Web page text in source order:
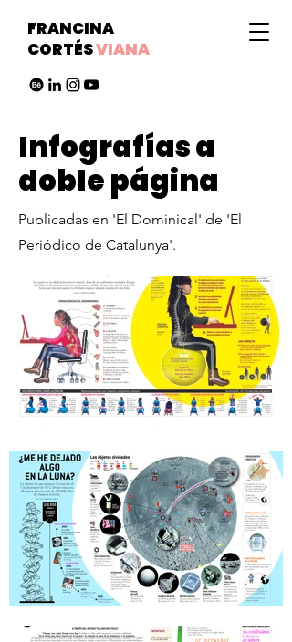
FRANCINA
CORTÉSVIANA
Infografías a
doble página
Publicadas en 'El Dominical' de 'El
Periódico de Catalunya'.